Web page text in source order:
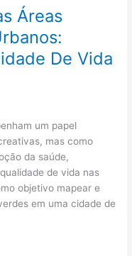
Áreas
De Vida
um papel
mas como
da saúde,
de vida nas
objetivo mapear e
em uma cidade de